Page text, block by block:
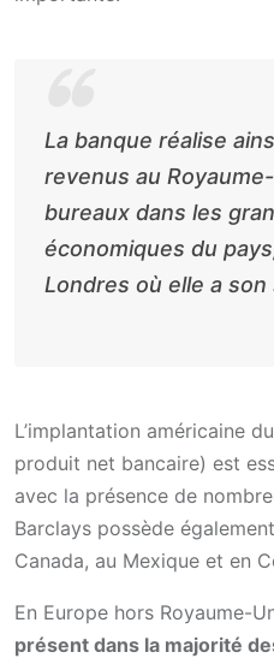
La banque réalise
revenus au
bureaux dans les
économiques du
Londres où elle a son
L’implantation américaine
produit net bancaire) est
avec la présence de
Barclays possède
Canada, au Mexique et en
En Europe hors Royaume-
présent dans la majorité